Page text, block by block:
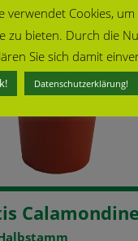
Calamondine
verwendet Cookies,
zu bieten. Durch die
Sie sich damit
Datenschutzerklärung!